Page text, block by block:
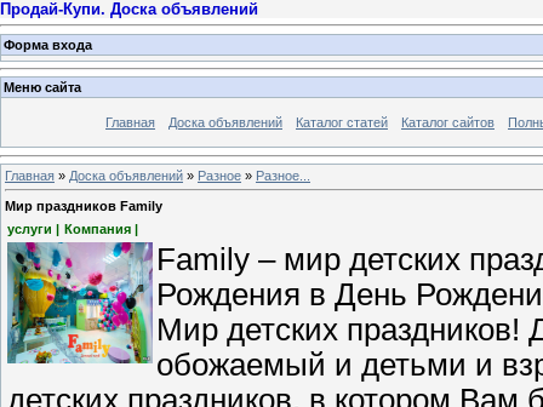
Продай-Купи. Доска объявлений
Форма входа
Меню сайта
Главная Доска объявлений Каталог статей Каталог сайтов
Главная » Доска объявлений » Разное » Разное...
Мир праздников Family
услуги | Компания |
Family – мир детских
Рождения в День
Мир детских праздников!
обожаемый и детьми и
детских праздников, в котором